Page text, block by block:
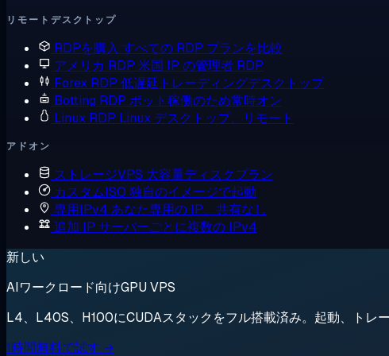
リモートデスクトップ
RDPを購入 すべての RDP プランを比較
アメリカ RDP 米国 IP の管理者 RDP
Forex RDP 低遅延トレーディングデスクトップ
Botting RDP ボット稼働のため常時オン
Linux RDP Linux デスクトップ、リモート
アドオン
ストレージVPS 大容量ディスクプラン
カスタムISO 独自のイメージで起動
専用IPv4 あなた専用の IP、共有なし
追加 IP サーバーごとに複数の IPv4
新しい
AIワークロード向けGPU VPS
L4、L40S、H100にCUDAスタックをフル搭載済み。起動、トレ
1時間無料で試す →